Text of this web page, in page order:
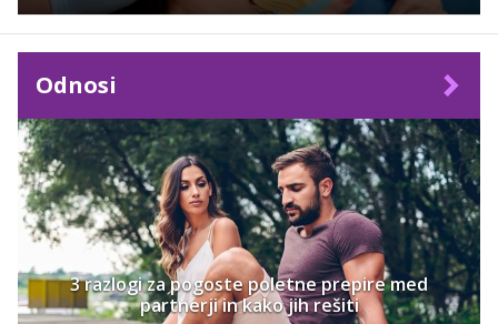
Odnosi
3 razlogi za pogoste poletne prepire med
partnerji in kako jih rešiti